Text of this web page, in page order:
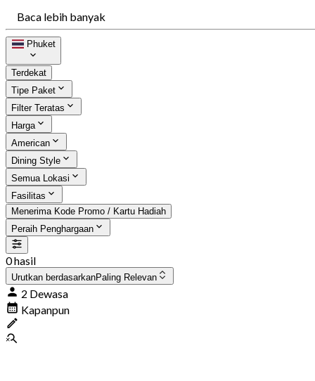
Baca lebih banyak
Phuket
Terdekat
Tipe Paket
Filter Teratas
Harga
American
Dining Style
Semua Lokasi
Fasilitas
Menerima Kode Promo / Kartu Hadiah
Peraih Penghargaan
0 hasil
Urutkan berdasarkanPaling Relevan
2 Dewasa
Kapanpun